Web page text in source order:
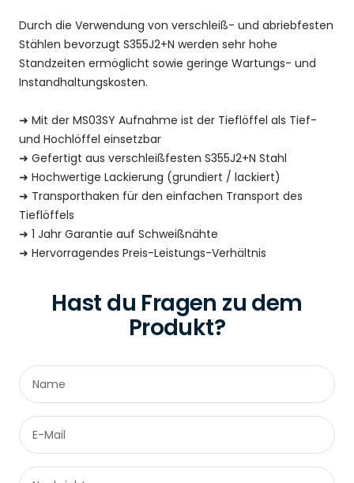
Durch die Verwendung von verschleiß- und abriebfesten
Stählen bevorzugt S355J2+N werden sehr hohe
Standzeiten ermöglicht sowie geringe Wartungs- und
Instandhaltungskosten.
➜ Mit der MS03SY Aufnahme ist der Tieflöffel als Tief-
und Hochlöffel einsetzbar
➜ Gefertigt aus verschleißfesten S355J2+N Stahl
➜ Hochwertige Lackierung (grundiert / lackiert)
➜ Transporthaken für den einfachen Transport des
Tieflöffels
➜ 1 Jahr Garantie auf Schweißnähte
➜ Hervorragendes Preis-Leistungs-Verhältnis
Hast du Fragen zu dem
Produkt?
Name
E-Mail